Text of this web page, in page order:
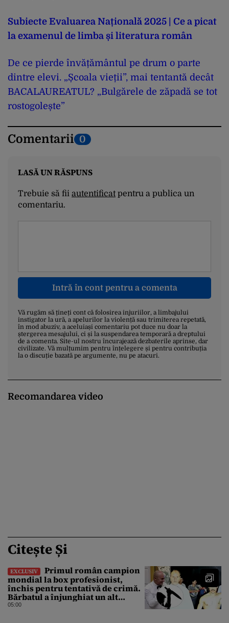
Subiecte Evaluarea Națională 2025 | Ce a picat
la examenul de limba și literatura român
De ce pierde învățământul pe drum o parte
dintre elevi. „Școala vieții”, mai tentantă decât
BACALAUREATUL? „Bulgărele de zăpadă se tot
rostogolește”
Comentarii 0
LASĂ UN RĂSPUNS
Trebuie să fii autentificatpentru a publica un
comentariu.
Intră în cont pentru a comenta
Vă rugăm să țineți cont că folosirea injuriilor, a limbajului
instigator la ură, a apelurilor la violență sau trimiterea repetată,
în mod abuziv, a aceluiași comentariu pot duce nu doar la
ștergerea mesajului, ci și la suspendarea temporară a dreptului
de a comenta. Site-ul nostru încurajează dezbaterile aprinse, dar
civilizate. Vă mulțumim pentru înțelegere și pentru contribuția
la o discuție bazată pe argumente, nu pe atacuri.
Recomandarea video
Citește Și
EXCLUSIV
Primul român campion
mondial la box profesionist,
închis pentru tentativă de crimă.
Bărbatul a înjunghiat un alt
interlop periculos
05:00